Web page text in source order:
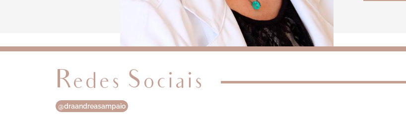
Redes Sociais
@draandreasampaio